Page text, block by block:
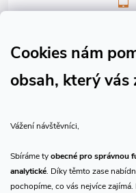
Cookies nám
obsah, který vás
Vážení návštěvníci,
Sbíráme tyobecné pro správnou
analytické. Díky těmto zase
pochopíme, co vás nejvíce
Přijímáme online